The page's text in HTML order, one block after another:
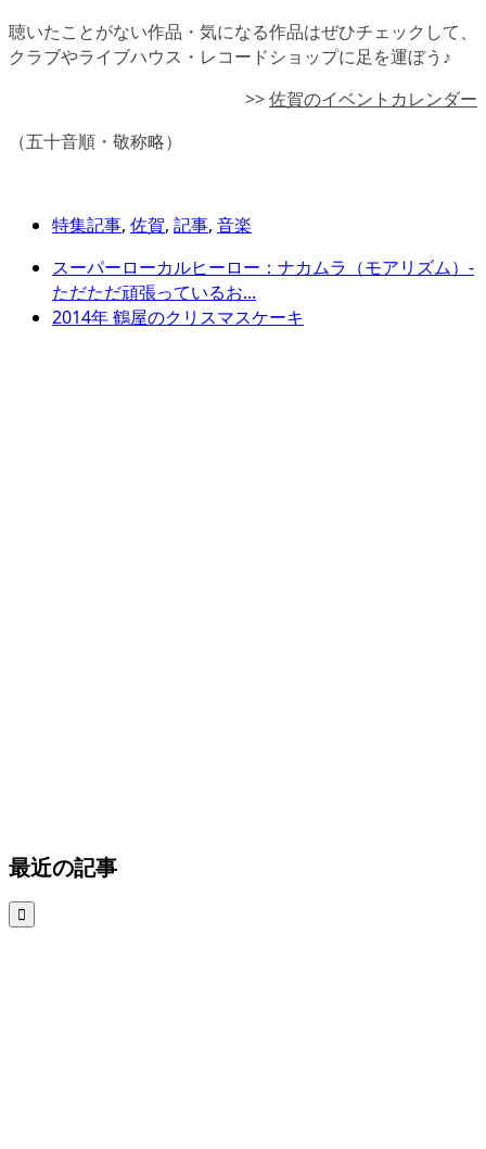
聴いたことがない作品・気になる作品はぜひチェックして、
クラブやライブハウス・レコードショップに足を運ぼう♪
>>佐賀のイベントカレンダー
（五十音順・敬称略）
特集記事, 佐賀, 記事, 音楽
スーパーローカルヒーロー：ナカムラ（モアリズム）-
ただただ頑張っているお...
2014年 鶴屋のクリスマスケーキ
最近の記事
